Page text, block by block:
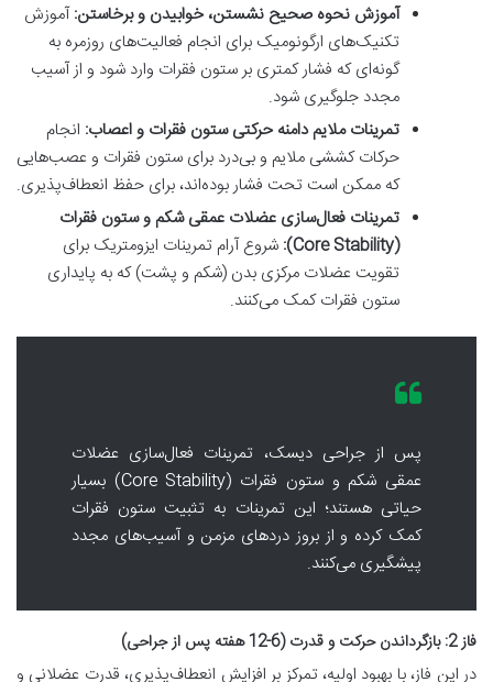
آموزش نحوه صحیح نشستن، خوابیدن و برخاستن:آموزش
تکنیک‌های ارگونومیک برای انجام فعالیت‌های روزمره به
گونه‌ای که فشار کمتری بر ستون فقرات وارد شود و از آسیب
مجدد جلوگیری شود.
تمرینات ملایم دامنه حرکتی ستون فقرات و اعصاب: انجام
حرکات کششی ملایم و بی‌درد برای ستون فقرات و عصب‌هایی
که ممکن است تحت فشار بوده‌اند، برای حفظ انعطاف‌پذیری.
تمرینات فعال‌سازی عضلات عمقی شکم و ستون فقرات
(Core Stability):
شروع آرام تمرینات ایزومتریک برای
تقویت عضلات مرکزی بدن (شکم و پشت) که به پایداری
ستون فقرات کمک می‌کنند.
پس از جراحی دیسک، تمرینات فعال‌سازی عضلات
عمقی شکم و ستون فقرات (Core Stability) بسیار
حیاتی هستند؛ این تمرینات به تثبیت ستون فقرات
کمک کرده و از بروز دردهای مزمن و آسیب‌های مجدد
پیشگیری می‌کنند.
فاز 2: بازگرداندن حرکت و قدرت (6-12 هفته پس از جراحی)
در این فاز، با بهبود اولیه، تمرکز بر افزایش انعطاف‌پذیری، قدرت عضلانی و